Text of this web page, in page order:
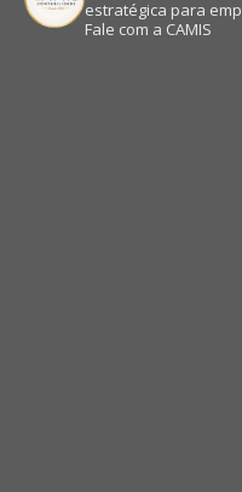
estratégica para
Fale com a CAMIS